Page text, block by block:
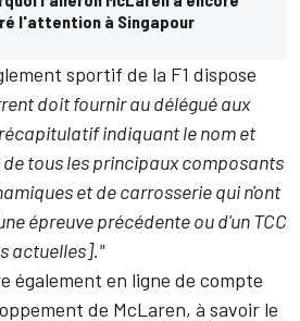
l'attention à Singapour
sportif de la F1 dispose
doit fournir au délégué aux
indiquant le nom et
tous les principaux composants
et de carrosserie qui n'ont
épreuve précédente ou d'un TCC
actuelles]."
également en ligne de compte
de McLaren, à savoir le